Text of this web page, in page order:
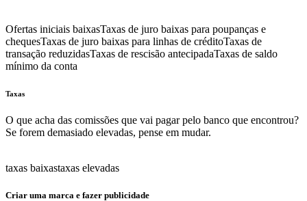
Ofertas iniciais baixasTaxas de juro baixas para poupanças e
chequesTaxas de juro baixas para linhas de créditoTaxas de
transação reduzidasTaxas de rescisão antecipadaTaxas de saldo
mínimo da conta
Taxas
O que acha das comissões que vai pagar pelo banco que encontrou?
Se forem demasiado elevadas, pense em mudar.
taxas baixastaxas elevadas
Criar uma marca e fazer publicidade